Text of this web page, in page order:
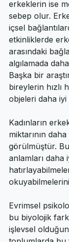
Bu bağlantı
erkeklerin ise
sebep olur.
içsel
etkinliklerde
arasındaki
algılamada
Başka bir
bireylerin hızlı
Kadınların
miktarının
görülmüştür. Bu
anlamları daha
Evrimsel
bu biyolojik